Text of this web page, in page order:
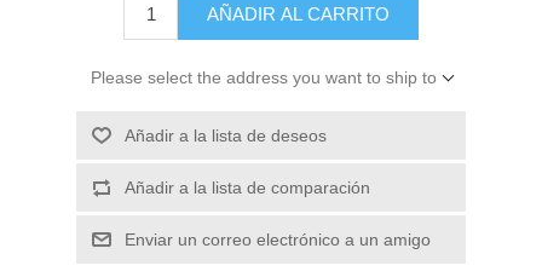
Please select the address you want to ship to